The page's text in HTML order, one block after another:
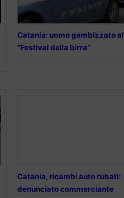
Catania: uomo gambizzato al
“Festival della birra”
Catania, ricambi auto rubati:
denunciato commerciante